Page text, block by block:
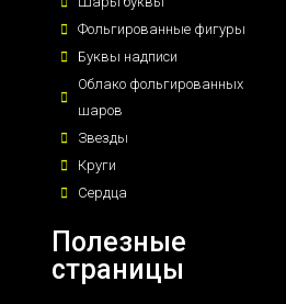
Фольгированные фигуры
Буквы надписи
Облако фольгированных
шаров
Звезды
Круги
Сердца
Полезные
страницы